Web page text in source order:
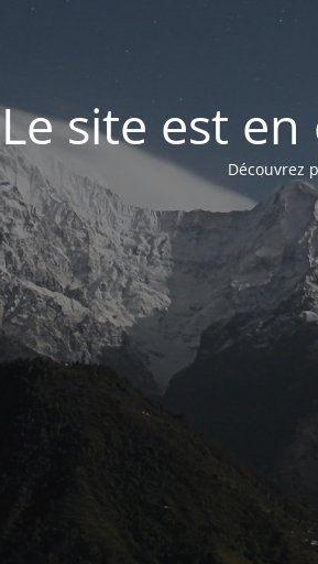
Le site est
Découvrez